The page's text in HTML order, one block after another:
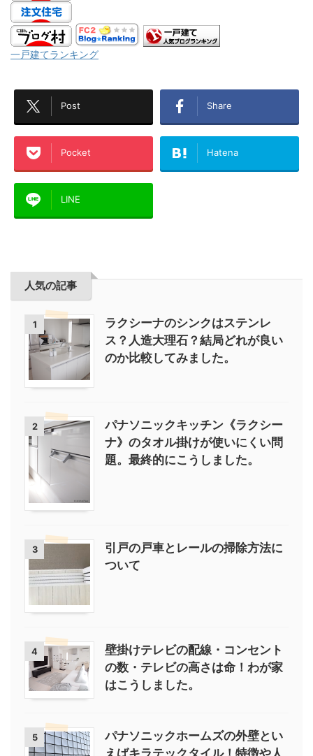
一戸建てランキング
Post Share
Pocket Hatena
LINE
人気の記事
1
ラクシーナのシンクはステンレ
ス？人造大理石？結局どれが良い
のか比較してみました。
2
パナソニックキッチン《ラクシー
ナ》のタオル掛けが使いにくい問
題。最終的にこうしました。
3
引戸の戸車とレールの掃除方法に
ついて
4
壁掛けテレビの配線・コンセント
の数・テレビの高さは命！わが家
はこうしました。
5
パナソニックホームズの外壁とい